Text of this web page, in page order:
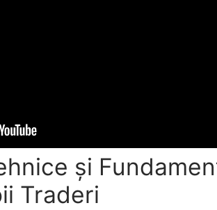
și
Traderi